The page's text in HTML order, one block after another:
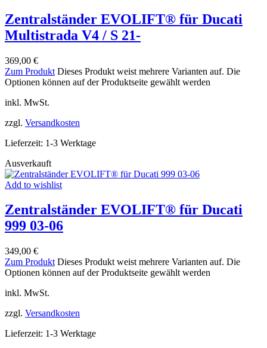
Zentralständer EVOLIFT® für Ducati
Multistrada V4 / S 21-
369,00 €
Zum Produkt Dieses Produkt weist mehrere Varianten auf. Die
Optionen können auf der Produktseite gewählt werden
inkl. MwSt.
zzgl. Versandkosten
Lieferzeit: 1-3 Werktage
Ausverkauft
Add to wishlist
Zentralständer EVOLIFT® für Ducati
999 03-06
349,00 €
Zum Produkt Dieses Produkt weist mehrere Varianten auf. Die
Optionen können auf der Produktseite gewählt werden
inkl. MwSt.
zzgl. Versandkosten
Lieferzeit: 1-3 Werktage